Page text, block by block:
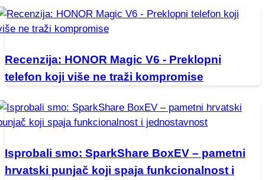
Recenzija: HONOR Magic V6 - Preklopni
telefon koji više ne traži kompromise
Isprobali smo: SparkShare BoxEV – pametni
hrvatski punjač koji spaja funkcionalnost i